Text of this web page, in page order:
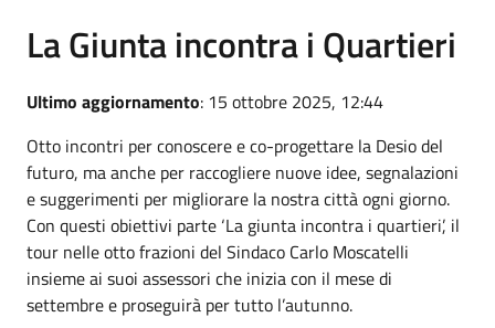
La Giunta incontra i Quartieri
Ultimo aggiornamento: 15 ottobre 2025, 12:44
Otto incontri per conoscere e co-progettare la Desio del
futuro, ma anche per raccogliere nuove idee, segnalazioni
e suggerimenti per migliorare la nostra città ogni giorno.
Con questi obiettivi parte ‘La giunta incontra i quartieri’, il
tour nelle otto frazioni del Sindaco Carlo Moscatelli
insieme ai suoi assessori che inizia con il mese di
settembre e proseguirà per tutto l’autunno.